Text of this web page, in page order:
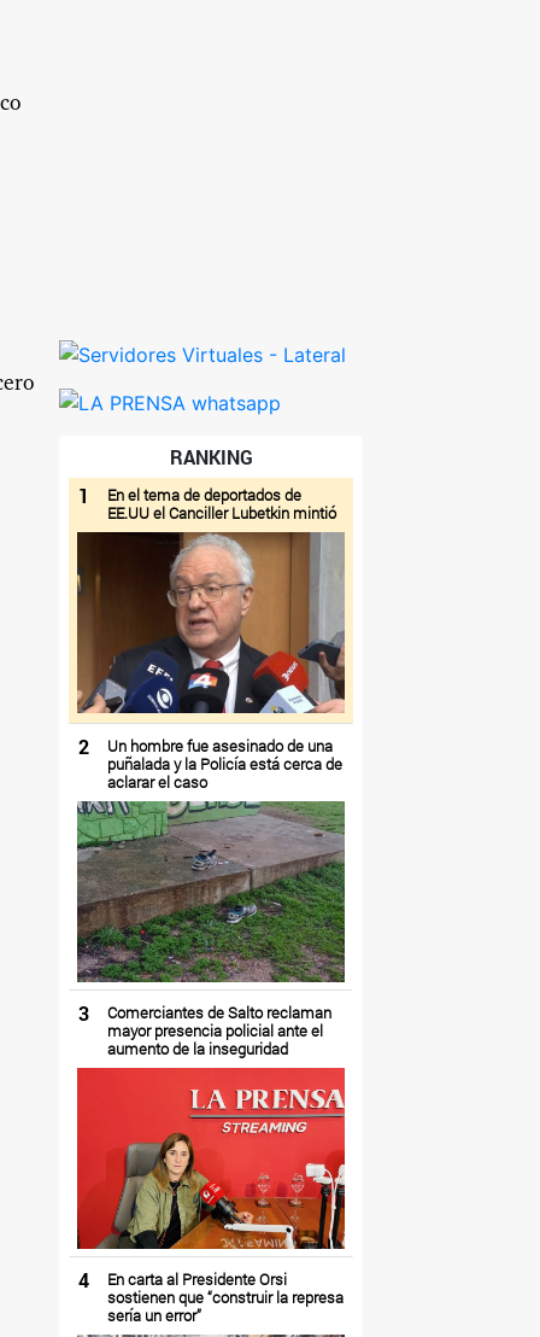
RANKING
1
En el tema de deportados de
EE.UU el Canciller Lubetkin mintió
2
Un hombre fue asesinado de una
puñalada y la Policía está cerca de
aclarar el caso
3
Comerciantes de Salto reclaman
mayor presencia policial ante el
aumento de la inseguridad
4
En carta al Presidente Orsi
sostienen que “construir la represa
sería un error”